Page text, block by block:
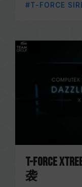
#T-FORCE
T-FORCE
袭